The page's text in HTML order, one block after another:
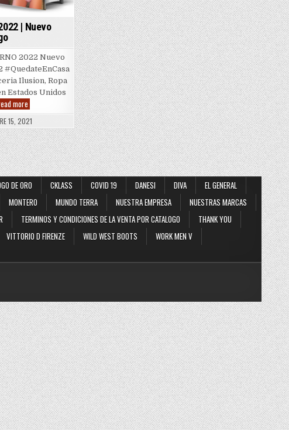
| Nuevo
2022 Nuevo
#QuedateEnCasa
Ilusion, Ropa
Estados Unidos
moreIlusion
|
Invierno
2022
|
Nuevo
Catalogo
15, 2021
DE ORO CKLASS COVID 19 DANESI DIVA
EL GENERAL
MONTERO MUNDO TERRA NUESTRA EMPRESA
NUESTRAS MARCAS
TERMINOS Y CONDICIONES DE LA VENTA POR CATALOGO
THANK YOU
VITTORIO D FIRENZE WILD WEST BOOTS
WORK MEN V